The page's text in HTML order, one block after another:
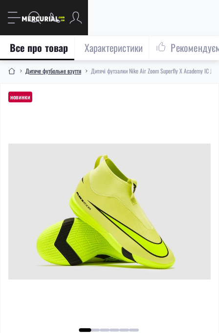
Дитяче футбольне взуття Дитячі футзалки Nike Air Zoom Superfly X Academy IC
Все про товар Характеристики
новинки